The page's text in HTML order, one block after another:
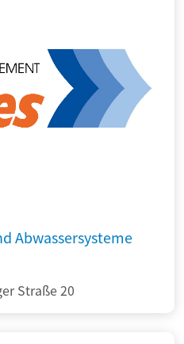
Abwassersysteme
Straße 20